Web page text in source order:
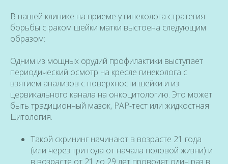
В нашей клинике на приеме у гинеколога стратегия
борьбы с раком шейки матки выстоена следующим
образом:
Одним из мощных орудий профилактики выступает
периодический осмотр на кресле гинеколога с
взятием анализов с поверхности шейки и из
цервикального канала на онкоцитологию. Это может
быть традиционный мазок, PAP-тест или жидкостная
Цитология.
Такой скрининг начинают в возрасте 21 года
(или через три года от начала половой жизни) и
в возрасте от 21 до 29 лет проводят один раз в